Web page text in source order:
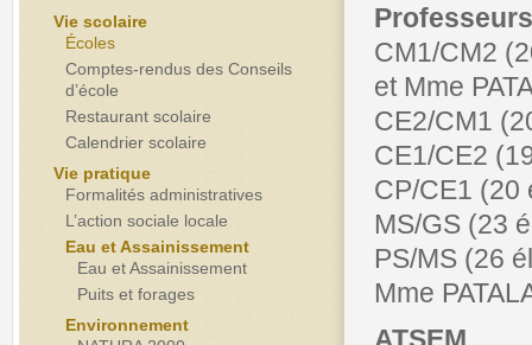
Vie scolaire
Écoles
Comptes-rendus des Conseils
d’école
Restaurant scolaire
Calendrier scolaire
Vie pratique
Formalités administratives
L’action sociale locale
Eau et Assainissement
Eau et Assainissement
Puits et forages
Environnement
Professeurs
CM1/CM2
et Mme
CE2/CM1
CE1/CE2
CP/CE1 (20
MS/GS (23
PS/MS (26
Mme